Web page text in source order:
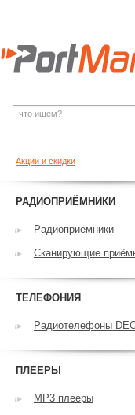
Акции и скидки
РАДИОПРИЁМНИКИ
Радиоприёмники
Сканирующие
ТЕЛЕФОНИЯ
Радиотелефоны
ПЛЕЕРЫ
MP3 плееры